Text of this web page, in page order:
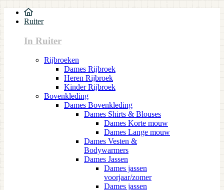
Ruiter
In Ruiter
Rijbroeken
Dames Rijbroek
Heren Rijbroek
Kinder Rijbroek
Bovenkleding
Dames Bovenkleding
Dames Shirts & Blouses
Dames Korte mouw
Dames Lange mouw
Dames Vesten &
Bodywarmers
Dames Jassen
Dames jassen
voorjaar/zomer
Dames jassen